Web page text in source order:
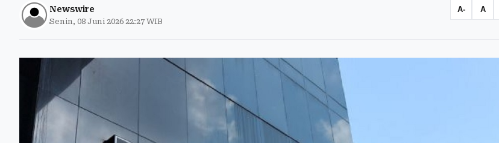
Newswire
Senin, 08 Juni 2026 22:27 WIB
A- A